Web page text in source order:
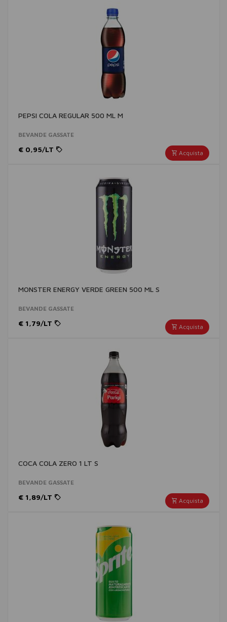
PEPSI COLA REGULAR 500 ML M
BEVANDE GASSATE
Acquista
€ 0,95/LT
MONSTER ENERGY VERDE GREEN 500 ML S
BEVANDE GASSATE
Acquista
€ 1,79/LT
COCA COLA ZERO 1 LT S
BEVANDE GASSATE
Acquista
€ 1,89/LT